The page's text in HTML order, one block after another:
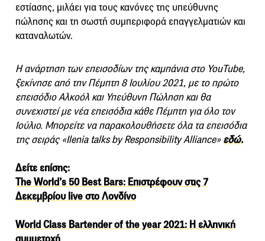
εστίασης, μιλάει για τους κανόνες της υπεύθυνης
πώλησης και τη σωστή συμπεριφορά επαγγελματιών και
καταναλωτών.
Η ανάρτηση των επεισοδίων της καμπάνια στο YouTube,
ξεκίνησε από την Πέμπτη 8 Ιουλίου 2021, με το πρώτο
επεισόδιο Αλκοόλ και Υπεύθυνη Πώληση και θα
συνεχιστεί με νέα επεισόδια κάθε Πέμπτη για όλο τον
Ιούλιο. Μπορείτε να παρακολουθήσετε όλα τα επεισόδια
της σειράς «Ilenia talks by Responsibility Alliance» εδώ.
Δείτε επίσης:
The World’s 50 Best Bars: Επιστρέφουν στις 7
Δεκεμβρίου live στο Λονδίνο
World Class Bartender of the year 2021: Η ελληνική